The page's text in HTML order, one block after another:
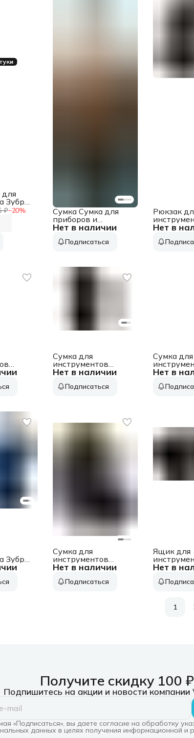
₽−20%
Зубр
Нет в наличии
Сумка Сумка для
приборов и
инструментов
Сумка для приборов
Подписаться
Нет в
Рюкзак
Kraftool
серый
12л
Нет в наличии
Сумка для
инструментов
Knipex KN-
1карм. черный/
Подписаться
Нет в
Сумка для
Berger
(BG1197)
Зубр
Нет в наличии
Сумка для
инструментов
Kraftool KH-5 5карм.
(38769)
Подписаться
Нет в
Ящик для
Tool box
3001)
1
Получите скидку 100 ₽
Подпишитесь на акции и новости компании
«Подписаться», вы даете согласие на обработку
данных в целях получения информационной и